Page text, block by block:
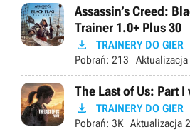
Assassin’s Creed:
Trainer 1.0+ Plus 30
 TRAINERY DO GIER
Pobrań: 213 Aktualizacja
The Last of Us: Part
 TRAINERY DO GIER
Pobrań: 3K Aktualizacja